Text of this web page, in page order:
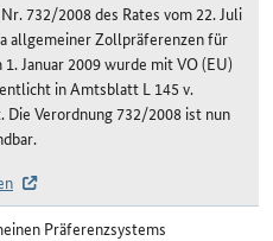
732/2008 des Rates vom 22. Juli
allgemeiner Zollpräferenzen für
Januar 2009 wurde mit VO (EU)
in Amtsblatt L 145 v.
Die Verordnung 732/2008 ist nun
Präferenzsystems